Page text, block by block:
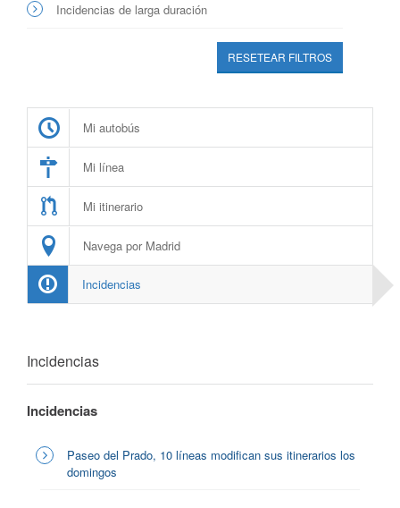
Incidencias de larga duración
RESETEAR FILTROS
Mi autobús
Mi línea
Mi itinerario
Navega por Madrid
Incidencias
Incidencias
Incidencias
Paseo del Prado, 10 líneas modifican sus itinerarios los
domingos